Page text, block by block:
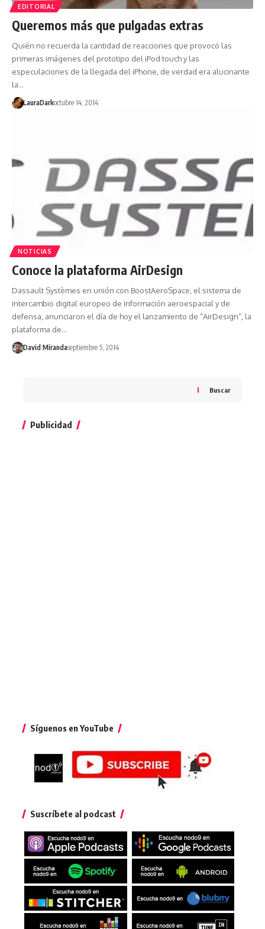
EDITORIAL
Queremos más que pulgadas extras
Quién no recuerda la cantidad de reacciones que provocó las
primeras imágenes del prototipo del iPod touch y las
especulaciones de la llegada del iPhone, de verdad era alucinante
la…
LauraDarkoctubre 14, 2014
NOTICIAS
Conoce la plataforma AirDesign
Dassault Systèmes en unión con BoostAeroSpace, el sistema de
intercambio digital europeo de información aeroespacial y de
defensa, anunciaron el día de hoy el lanzamiento de “AirDesign”, la
plataforma de…
David Mirandaseptiembre 5, 2014
Buscar
Publicidad
Síguenos en YouTube
Suscríbete al podcast